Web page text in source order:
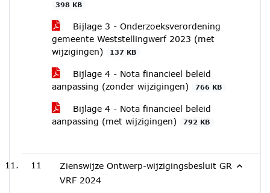
398 KB
Bijlage 3 - Onderzoeksverordening
gemeente Weststellingwerf 2023 (met
wijzigingen)
137 KB
Bijlage 4 - Nota financieel beleid
aanpassing (zonder wijzigingen)
766 KB
Bijlage 4 - Nota financieel beleid
aanpassing (met wijzigingen)
792 KB
11
Zienswijze Ontwerp-wijzigingsbesluit GR
VRF 2024